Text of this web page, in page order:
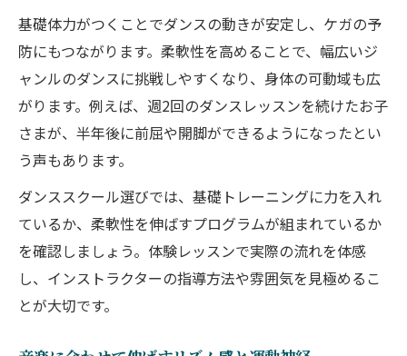
基礎体力がつくことでダンスの動きが安定し、ケガの予
防にもつながります。柔軟性を高めることで、幅広いジ
ャンルのダンスに挑戦しやすくなり、身体の可動域も広
がります。例えば、週2回のダンスレッスンを続けたお子
さまが、半年後に前屈や開脚ができるようになったとい
う声もあります。
ダンススクール選びでは、基礎トレーニングに力を入れ
ているか、柔軟性を伸ばすプログラムが組まれているか
を確認しましょう。体験レッスンで実際の流れを体感
し、インストラクターの指導方法や雰囲気を見極めるこ
とが大切です。